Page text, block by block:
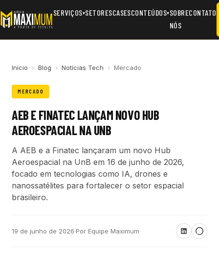
SERVIÇOS▾SETORESCASESCONTEÚDOS▾SOBRE
NÓS
CONTATO
Início › Blog › Notícias Tech › Mercado
MERCADO
AEB E FINATEC LANÇAM NOVO HUB
AEROESPACIAL NA UNB
A AEB e a Finatec lançaram um novo Hub
Aeroespacial na UnB em 16 de junho de 2026,
focado em tecnologias como IA, drones e
nanossatélites para fortalecer o setor espacial
brasileiro.
19 de junho de 2026·Por Equipe Maximum